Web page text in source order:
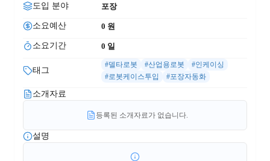
도입 분야 포장
소요예산 0 원
소요기간 0 일
태그
#델타로봇 #산업용로봇
#인케이싱
#로봇케이스투입
#포장자동화
소개자료
등록된 소개자료가 없습니다.
설명